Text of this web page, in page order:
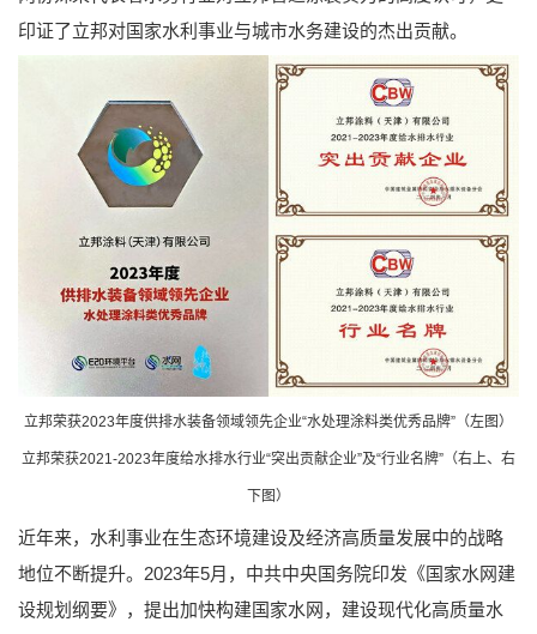
印证了立邦对国家水利事业与城市水务建设的杰出贡献。
立邦荣获2023年度供排水装备领域领先企业“水处理涂料类优秀品牌”（左图）
立邦荣获2021-2023年度给水排水行业“突出贡献企业”及“行业名牌”（右上、右
下图）
近年来，水利事业在生态环境建设及经济高质量发展中的战略
地位不断提升。2023年5月，中共中央国务院印发《国家水网建
设规划纲要》，提出加快构建国家水网，建设现代化高质量水